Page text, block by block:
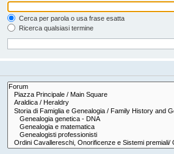
Cerca per parola o usa frase esatta
Ricerca qualsiasi termine